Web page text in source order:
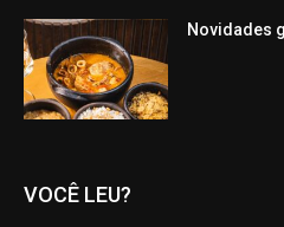
Novidades
VOCÊ LEU?